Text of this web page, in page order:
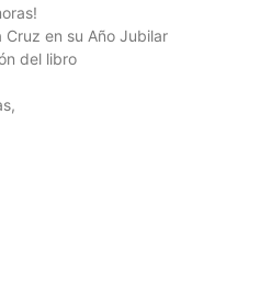
en su Año Jubilar
del libro